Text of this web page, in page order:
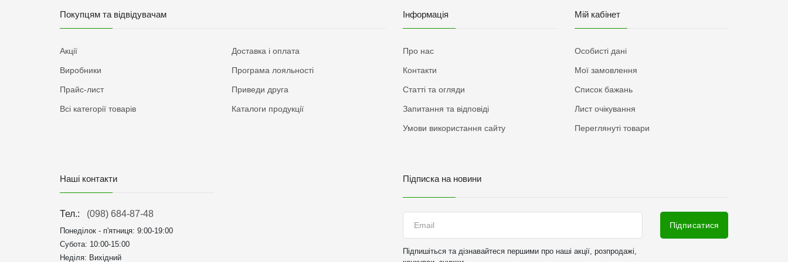
Покупцям та відвідувачам
Акції
Виробники
Прайс-лист
Всі категорії товарів
Доставка і оплата
Програма лояльності
Приведи друга
Каталоги продукції
Інформація
Про нас
Контакти
Статті та огляди
Запитання та відповіді
Умови використання сайту
Мій кабінет
Особисті дані
Мої замовлення
Список бажань
Лист очікування
Переглянуті товари
Наші контакти
Тел.: (098) 684-87-48
Понеділок - п'ятниця: 9:00-19:00
Субота: 10:00-15:00
Неділя: Вихідний
Підписка на новини
Підпишіться та дізнавайтеся першими про наші акції, розпродажі,
Підписатися